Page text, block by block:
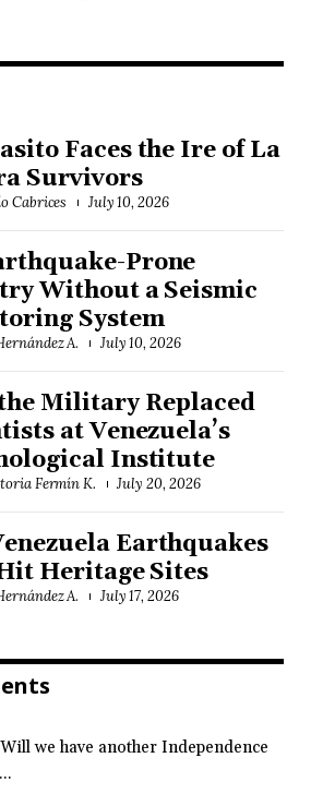
Faces the Ire of La
Survivors
Cabrices July 10, 2026
Prone
Without a Seismic
System
A. July 10, 2026
Military Replaced
at Venezuela’s
Institute
Fermín K. July 20, 2026
Earthquakes
Heritage Sites
A. July 17, 2026
Will we have another Independence